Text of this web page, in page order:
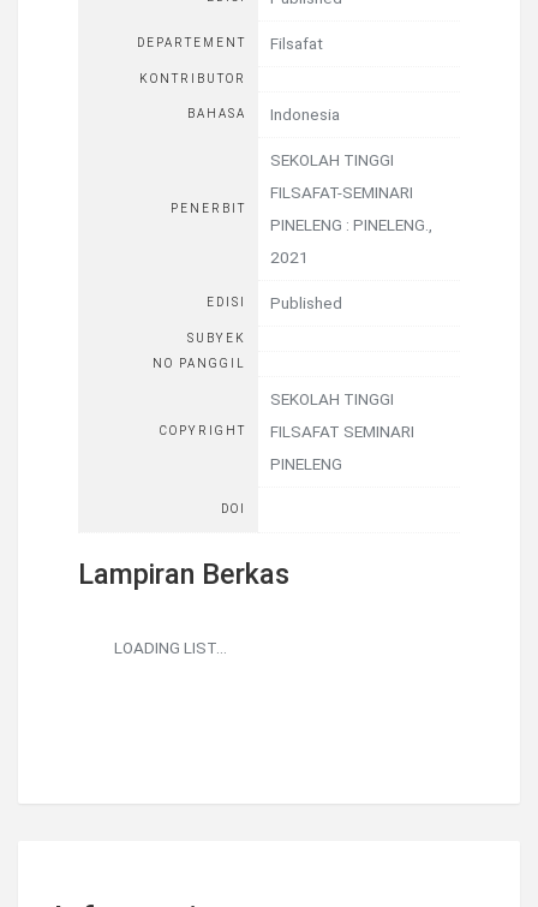
DEPARTEMENT Filsafat
KONTRIBUTOR
BAHASA Indonesia
PENERBIT
SEKOLAH TINGGI
FILSAFAT-SEMINARI
PINELENG : PINELENG
2021
EDISI Published
SUBYEK
NO PANGGIL
COPYRIGHT
SEKOLAH TINGGI
FILSAFAT SEMINARI
PINELENG
DOI
Lampiran Berkas
LOADING LIST...